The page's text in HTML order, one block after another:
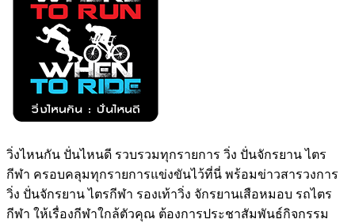
วิ่งไหนกัน ปั่นไหนดี รวบรวมทุกรายการ วิ่ง ปั่นจักรยาน ไตร
กีฬา ครอบคลุมทุกรายการแข่งขันไว้ที่นี่ พร้อมข่าวสารวงการ
วิ่ง ปั่นจักรยาน ไตรกีฬา รองเท้าวิ่ง จักรยานเสือหมอบ รถไตร
กีฬา ให้เรื่องกีฬาใกล้ตัวคุณ ต้องการประชาสัมพันธ์กิจกรรม